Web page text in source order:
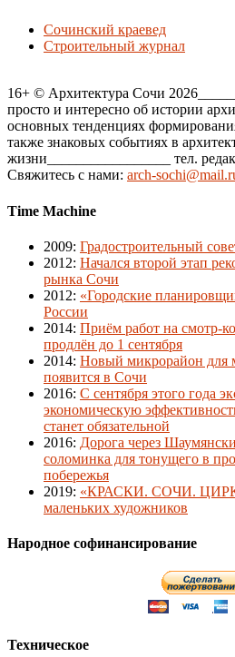
Сочинский краевед
Строительный журнал
16+ © Архитектура Сочи
просто и интересно об истории
основных тенденциях
также знаковых событиях в
жизни_________________ тел.
Свяжитесь с нами: arch-
Time Machine
2009: Градостроительный
2012: Начался второй этап
рынка Сочи
2012: «Городские
России
2014: Приём работ на смотр-
продлён до 1 сентября
2014: Новый микрорайон для
появится в Сочи
2016: С сентября этого года
экономическую
станет обязательной
2016: Дорога через
соломинка для тонущего в
побережья
2019: «КРАСКИ. СОЧИ. ЦИРК»
маленьких художников
Народное софинансирование
Техническое